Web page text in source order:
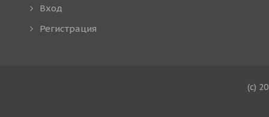
Вход
Регистрация
(c)